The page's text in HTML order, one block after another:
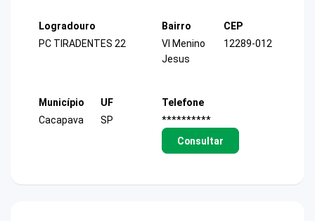
Logradouro
PC TIRADENTES 22
Bairro
Vl Menino
Jesus
CEP
12289-012
Município
Cacapava
UF
SP
Telefone
**********
Consultar